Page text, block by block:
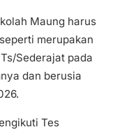
Maung harus
merupakan
Sederajat pada
dan berusia
Tes